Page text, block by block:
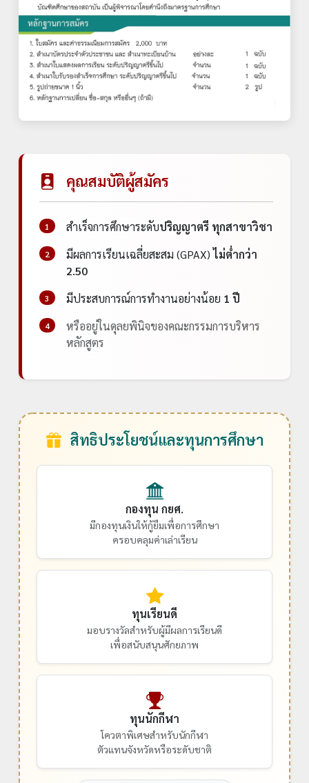
คุณสมบัติผู้สมัคร
1 สำเร็จการศึกษาระดับปริญญาตรี ทุกสาขาวิชา
2 มีผลการเรียนเฉลี่ยสะสม (GPAX)ไม่ต่ำกว่า
2.50
3 มีประสบการณ์การทำงานอย่างน้อย 1 ปี
4
หรืออยู่ในดุลยพินิจของคณะกรรมการบริหาร
หลักสูตร
สิทธิประโยชน์และทุนการศึกษา
กองทุน กยศ.
มีกองทุนเงินให้กู้ยืมเพื่อการศึกษา
ครอบคลุมค่าเล่าเรียน
ทุนเรียนดี
มอบรางวัลสำหรับผู้มีผลการเรียนดี
เพื่อสนับสนุนศักยภาพ
ทุนนักกีฬา
โควตาพิเศษสำหรับนักกีฬา
ตัวแทนจังหวัดหรือระดับชาติ